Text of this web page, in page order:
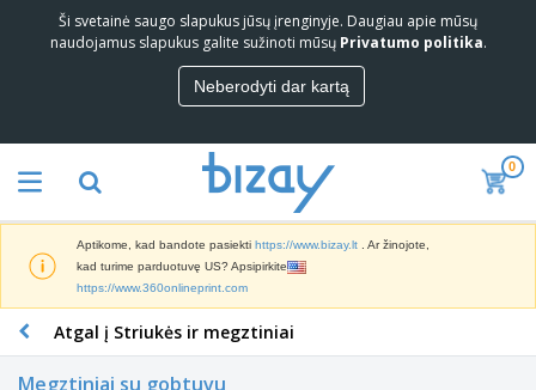
Ši svetainė saugo slapukus jūsų įrenginyje. Daugiau apie mūsų
naudojamus slapukus galite sužinoti mūsų Privatumo politika.
Neberodyti dar kartą
0
Aptikome, kad bandote pasiekti https://www.bizay.lt
. Ar žinojote,
kad turime parduotuvę US? Apsipirkite
https://www.360onlineprint.com
Atgal į Striukės ir megztiniai
Megztiniai su gobtuvu